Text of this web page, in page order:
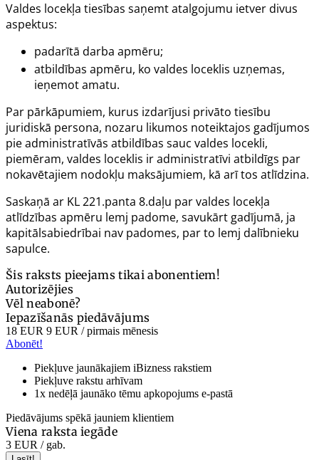
Valdes locekļa tiesības saņemt atalgojumu ietver divus
aspektus:
padarītā darba apmēru;
atbildības apmēru, ko valdes loceklis uzņemas,
ieņemot amatu.
Par pārkāpumiem, kurus izdarījusi privāto tiesību
juridiskā persona, nozaru likumos noteiktajos gadījumos
pie administratīvās atbildības sauc valdes locekli,
piemēram, valdes loceklis ir administratīvi atbildīgs par
nokavētajiem nodokļu maksājumiem, kā arī tos atlīdzina.
Saskaņā ar KL221.panta 8.daļu par valdes locekļa
atlīdzības apmēru lemj padome, savukārt gadījumā, ja
kapitālsabiedrībai nav padomes, par to lemj dalībnieku
sapulce.
Šis raksts pieejams tikai abonentiem!
Autorizējies
Vēl neabonē?
Iepazīšanās piedāvājums
18 EUR 9 EUR / pirmais mēnesis
Abonēt!
Piekļuve jaunākajiem iBizness rakstiem
Piekļuve rakstu arhīvam
1x nedēļā jaunāko tēmu apkopojums e-pastā
Piedāvājums spēkā jauniem klientiem
Viena raksta iegāde
3 EUR / gab.